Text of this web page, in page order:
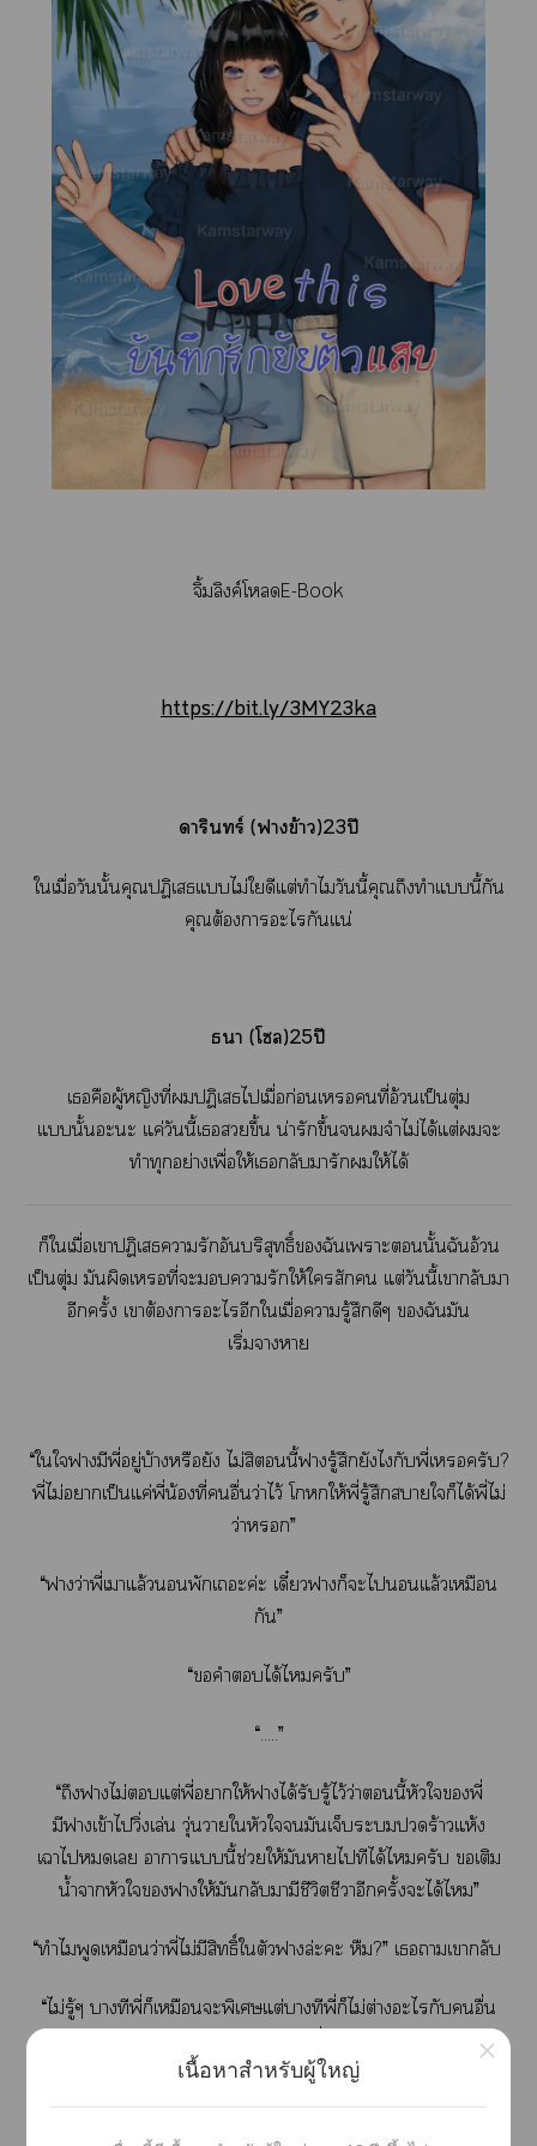
จิ้มลิงค์โดE-Book
https://bit.ly/3MY23ka
ดาริร์ (าข้าว)23ปี
ใเมื่อวันนั้นคุณปฏิเสธแไม่ใดีแต่ทำไมวันนี้คุณถึงทำแนี้กัน
คุณต้องาะไกันแน่
า (โ)25ปี
เคือผู้หญิงที่ปฏิเสธไเมื่อก่อนเคนที่อ้วนเป็นตุ่ม
แนั้นะะ แค่วันนี้เขึ้น น่ารักขึ้นจำไม่ได้แต่ะ
ทำทุกอย่างเพื่อให้เกลับมารักให้ได้
ก็ใเมื่อเาปฏิเสธารักอันบริสุทธิ์ฉันเาะนั้นฉันอ้วน
เป็นตุ่ม มันผิดเที่ะารักให้ใสัก แต่วันนี้เากลับา
อีกครั้ง เาต้องาะไอีกใเมื่อารู้สึกดีๆ ฉันมัน
เริ่มาา
“ใใามีพี่อยู่บ้างหรือยัง ไม่สินี้ารู้สึกยังไกับพี่เครับ?
พี่ไม่าเป็นแค่พี่น้องที่อื่นว่าไว้ โให้พี่รู้สึกาใก็ได้พี่ไม่
ว่า”
“าว่าพี่เาแล้วพักเะค่ะ เดี๋ยวาก็ะไแล้วเหมือน
กัน”
“คำได้ไครับ”
“.....”
“ถึงาไม่แต่พี่าให้าได้รับรู้ไว้ว่านี้หัวใพี่
มีาเข้าไวิ่งเล่น วุ่นวายใหัวใมันเจ็บะร้าวแห้ง
เาไเ าาแนี้ช่วยให้มันาไทีได้ไครับ เติม
น้ำาหัวใาให้มันกลับามีชีวิตชีวาอีกครั้งะได้ไ”
“ทำไมพูดเหมือนว่าพี่ไม่มีสิทธิ์ใตัวาล่ะะ หืม?” เาเากลับ
“ไม่รู้ๆ บางทีพี่ก็เหมือนะพิเศษแต่บางทีพี่ก็ไม่ต่างะไกับอื่น
เนื้อหาสำหรับผู้ใหญ่
×